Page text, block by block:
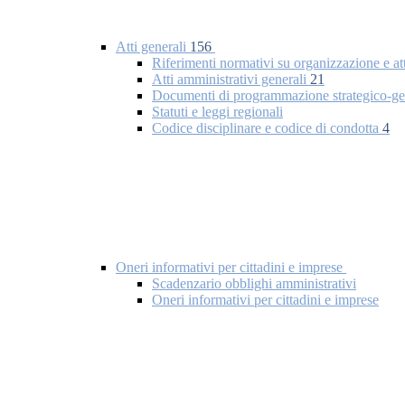
Atti generali 156
Riferimenti normativi su organizzazione e
Atti amministrativi generali 21
Documenti di programmazione strategico-
Statuti e leggi regionali
Codice disciplinare e codice di condotta 4
Oneri informativi per cittadini e imprese
Scadenzario obblighi amministrativi
Oneri informativi per cittadini e imprese